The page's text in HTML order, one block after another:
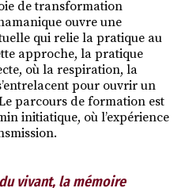
de transformation
ouvre une
qui relie la pratique au
approche, la pratique
où la respiration, la
pour ouvrir un
parcours de formation est
initiatique, où l’expérience
vivant, la mémoire